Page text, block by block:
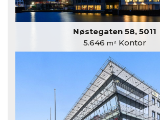
Nøstegaten 58, 5011
5.646 m²Kontor